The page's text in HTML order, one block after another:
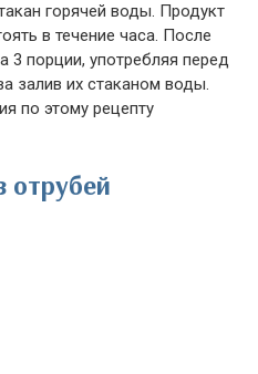
горячей воды. Продукт
в течение часа. После
3 порции, употребляя перед
залив их стаканом воды.
по этому рецепту
отрубей